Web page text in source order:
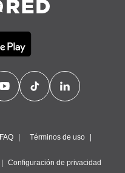
FAQ Términos de uso
Configuración de privacidad